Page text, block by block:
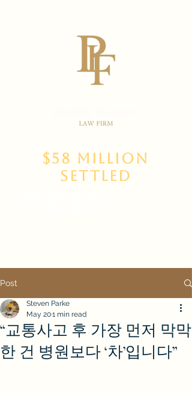
$58 Million
Settled
Post
“교통사고 후 가장 먼저 막막
한 건 병원보다 ‘차’입니다”
Steven Parke
May 201 min read